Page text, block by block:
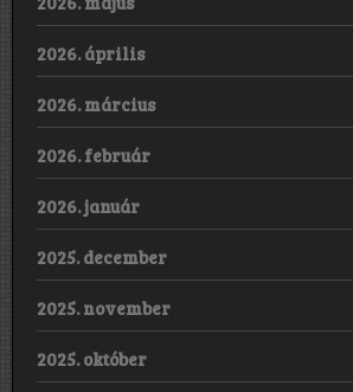
2026. április
2026. március
2026. február
2026. január
2025. december
2025. november
2025. október